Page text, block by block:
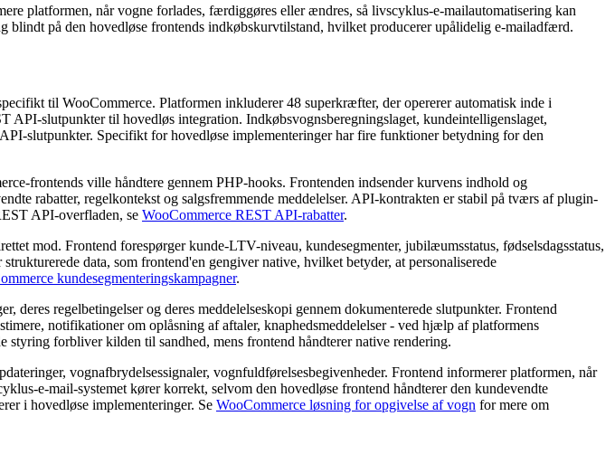
platformen, når vogne forlades, færdiggøres eller ændres, så livscyklus-e-mailautomatisering kan
på den hovedløse frontends indkøbskurvtilstand, hvilket producerer upålidelig e-mailadfærd.
til WooCommerce. Platformen inkluderer 48 superkræfter, der opererer automatisk inde i
slutpunkter til hovedløs integration. Indkøbsvognsberegningslaget, kundeintelligenslaget,
slutpunkter. Specifikt for hovedløse implementeringer har fire funktioner betydning for den
frontends ville håndtere gennem PHP-hooks. Frontenden indsender kurvens indhold og
rabatter, regelkontekst og salgsfremmende meddelelser. API-kontrakten er stabil på tværs af plugin-
API-overfladen, se WooCommerce REST API-rabatter.
mod. Frontend forespørger kunde-LTV-niveau, kundesegmenter, jubilæumsstatus, fødselsdagsstatus,
data, som frontend'en gengiver native, hvilket betyder, at personaliserede
kundesegmenteringskampagner.
regelbetingelser og deres meddelelseskopi gennem dokumenterede slutpunkter. Frontend
notifikationer om oplåsning af aftaler, knaphedsmeddelelser - ved hjælp af platformens
styring forbliver kilden til sandhed, mens frontend håndterer native rendering.
vognafbrydelsessignaler, vognfuldførelsesbegivenheder. Frontend informerer platformen, når
e-mail-systemet kører korrekt, selvom den hovedløse frontend håndterer den kundevendte
i hovedløse implementeringer. Se WooCommerce løsning for opgivelse af vogn for mere om